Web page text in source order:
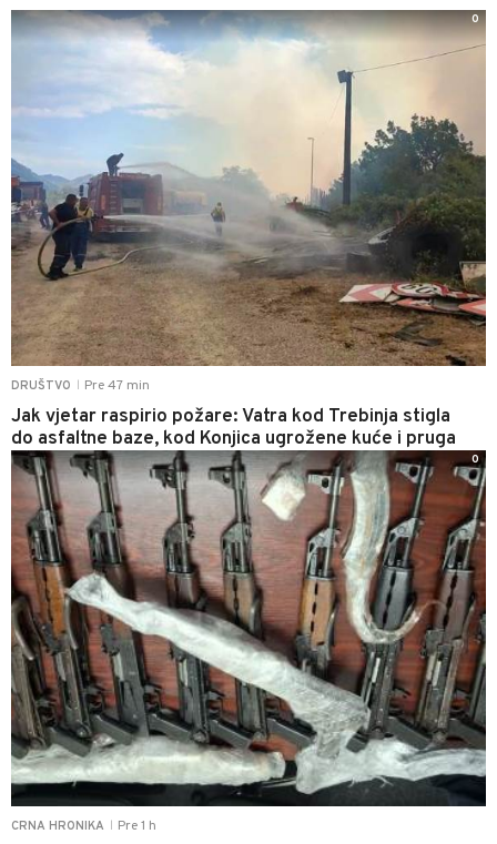
DRUŠTVO Pre 47 min
Jak vjetar raspirio požare: Vatra kod Trebinja stigla
do asfaltne baze, kod Konjica ugrožene kuće i pruga
0
CRNA HRONIKA Pre 1 h
0